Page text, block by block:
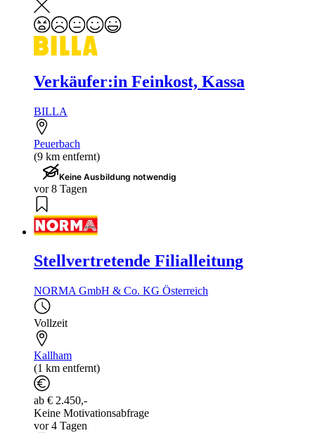
Verkäufer:in Feinkost, Kassa
BILLA
Peuerbach
(9 km entfernt)
Keine Ausbildung notwendig
vor 8 Tagen
Stellvertretende Filialleitung
NORMA GmbH & Co. KG Österreich
Vollzeit
Kallham
(1 km entfernt)
ab € 2.450,-
Keine Motivationsabfrage
vor 4 Tagen